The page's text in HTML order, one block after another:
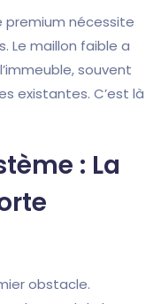
nécessite
Le maillon faible a
souvent
existantes. C’est là
: La
obstacle.